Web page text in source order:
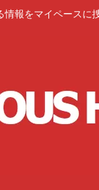
報をマイペースに